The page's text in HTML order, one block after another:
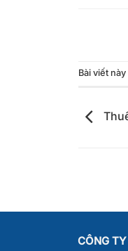
Bài viết
CÔNG